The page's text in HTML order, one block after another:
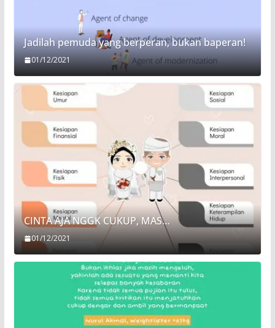
Jadilah pemuda yang berperan, bukan baperan!
01/12/2021
CINTA AJA NGGK CUKUP, MAS…
01/12/2021